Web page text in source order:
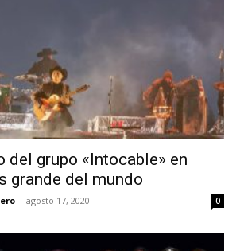
grupo «Intocable» en
grande del mundo
- agosto 17, 2020 0